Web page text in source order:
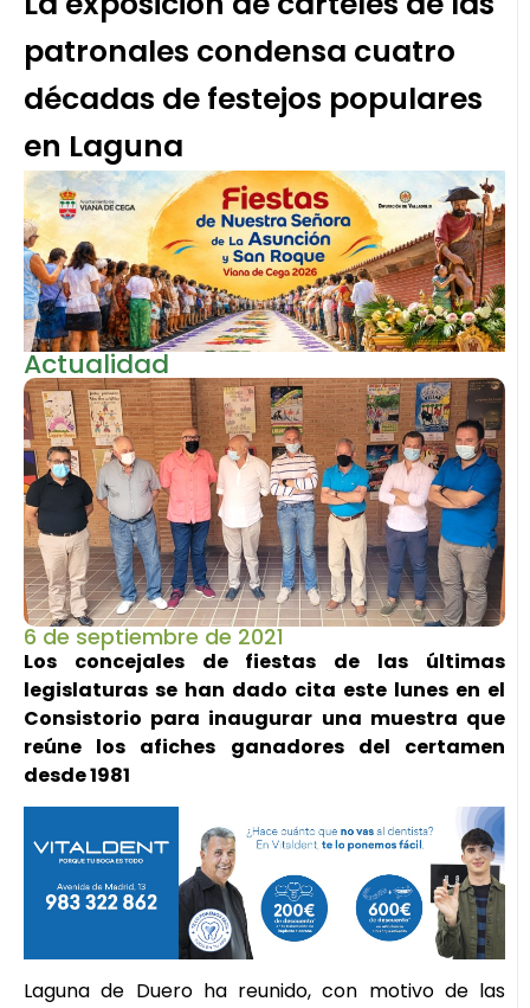
patronales condensa cuatro
décadas de festejos populares
en Laguna
Actualidad
6 de septiembre de 2021
Los concejales de fiestas de las últimas
legislaturas se han dado cita este lunes en el
Consistorio para inaugurar una muestra que
reúne los afiches ganadores del certamen
desde 1981
Laguna de Duero ha reunido, con motivo de las